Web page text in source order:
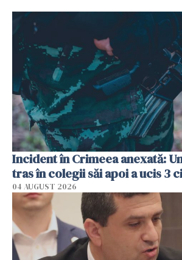
Incident în Crimeea anexată:
tras în colegii săi apoi a ucis 3
04 AUGUST 2026